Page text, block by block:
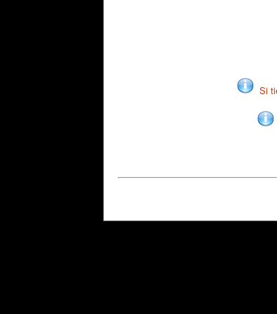
Si
© Derechos